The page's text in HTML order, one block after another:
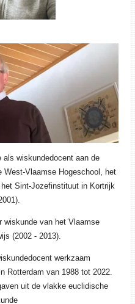
wiskundedocent aan de
West-Vlaamse Hogeschool, het
Sint-Jozefinstituut in Kortrijk
wiskunde van het Vlaamse
(2002 - 2013).
werkzaam
Rotterdam van 1988 tot 2022.
uit de vlakke euclidische